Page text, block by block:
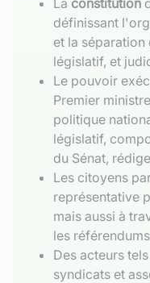
définissant
et la
législatif, et
Le pouvoir
Premier
politique
législatif,
du Sénat,
Les citoyens
représentative
mais aussi à
les
Des acteurs
syndicats et